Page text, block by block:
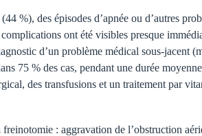
%), des épisodes d’apnée ou d’autres
ont été visibles presque
d’un problème médical sous-jacent
75 % des cas, pendant une durée
des transfusions et un traitement par
: aggravation de l’obstruction